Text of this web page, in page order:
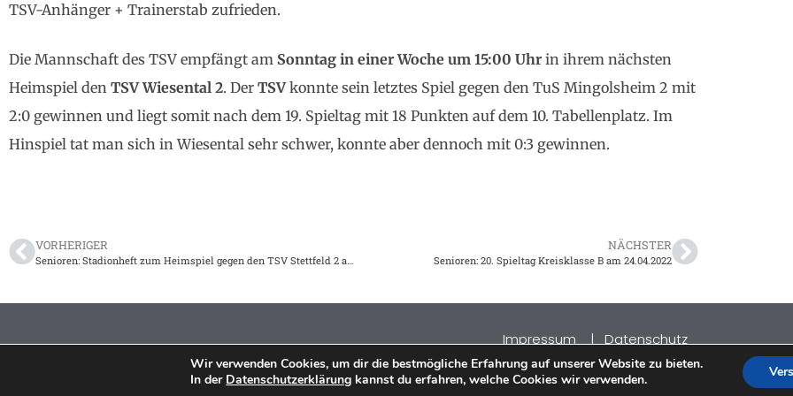
TSV-Anhänger + Trainerstab zufrieden.
Die Mannschaft des TSV empfängt am Sonntag in einer Woche um 15:00 Uhr in ihrem nächsten
Heimspiel den TSV Wiesental 2. Der TSVkonnte sein letztes Spiel gegen den TuS Mingolsheim 2 mit
2:0 gewinnen und liegt somit nach dem 19. Spieltag mit 18 Punkten auf dem 10. Tabellenplatz. Im
Hinspiel tat man sich in Wiesental sehr schwer, konnte aber dennoch mit 0:3 gewinnen.
VORHERIGER
Senioren: Stadionheft zum Heimspiel gegen den TSV Stettfeld 2 am 03.04.2022
NÄCHSTER
Senioren: 20. Spieltag Kreisklasse B am 24.04.2022
Impressum | Datenschutz
©2026 TSV Langenbrücken
Wir verwenden Cookies, um dir die bestmögliche Erfahrung auf unserer Website zu bieten.
In der Datenschutzerklärung kannst du erfahren, welche Cookies wir verwenden.